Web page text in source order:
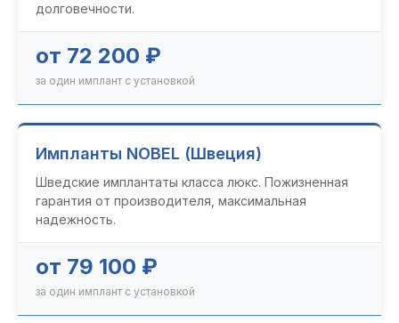
долговечности.
от 72 200 ₽
за один имплант с установкой
Импланты NOBEL (Швеция)
Шведские имплантаты класса люкс. Пожизненная
гарантия от производителя, максимальная
надежность.
от 79 100 ₽
за один имплант с установкой